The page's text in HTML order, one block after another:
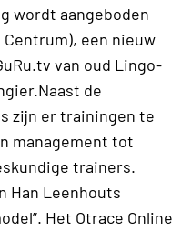
wordt aangeboden
Centrum), een nieuw
van oud Lingo-
de
zijn er trainingen te
management tot
trainers.
Han Leenhouts
Het Otrace Online